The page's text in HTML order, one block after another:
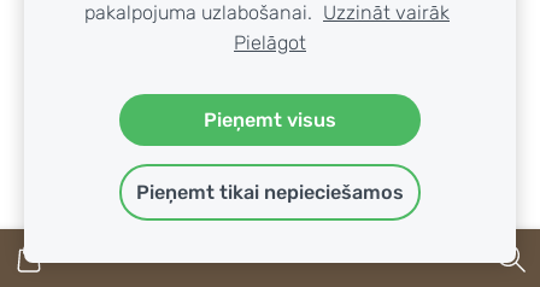
pakalpojuma uzlabošanai. Uzzināt vairāk
Pielāgot
Pieņemt visus
Pieņemt tikai nepieciešamos